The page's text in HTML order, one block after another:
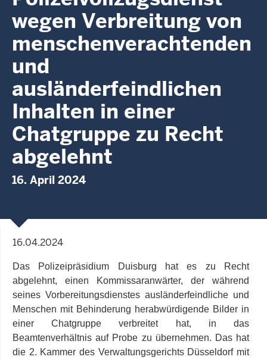
wegen Verbreitung von
menschenverachtenden
und
ausländerfeindlichen
Inhalten in einer
Chatgruppe zu Recht
abgelehnt
16. April 2024
16.04.2024
Das Polizeipräsidium Duisburg hat es zu Recht
abgelehnt, einen Kommissaranwärter, der während
seines Vorbereitungsdienstes ausländerfeindliche und
Menschen mit Behinderung herabwürdigende Bilder in
einer Chatgruppe verbreitet hat, in das
Beamtenverhältnis auf Probe zu übernehmen. Das hat
die 2. Kammer des Verwaltungsgerichts Düsseldorf mit